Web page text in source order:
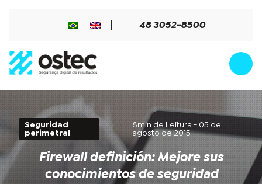
48 3052-8500
Seguridad
perimetral
8min de Leitura - 05 de
agosto de 2015
Firewall definición: Mejore sus
conocimientos de seguridad